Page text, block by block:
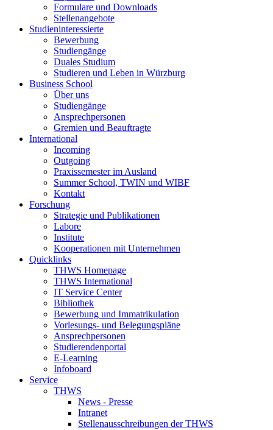
Formulare und Downloads
Stellenangebote
Studieninteressierte
Bewerbung
Studiengänge
Duales Studium
Studieren und Leben in Würzburg
Business School
Über uns
Studiengänge
Ansprechpersonen
Gremien und Beauftragte
International
Incoming
Outgoing
Praxissemester im Ausland
Summer School, TWIN und WIBF
Kontakt
Forschung
Strategie und Publikationen
Labore
Institute
Kooperationen mit Unternehmen
Quicklinks
THWS Homepage
THWS International
IT Service Center
Bibliothek
Bewerbung und Immatrikulation
Vorlesungs- und Belegungspläne
Ansprechpersonen
Studierendenportal
E-Learning
Infoboard
Service
THWS
News - Presse
Intranet
Stellenausschreibungen der THWS